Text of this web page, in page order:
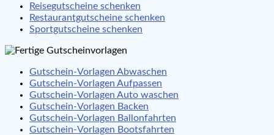
Reisegutscheine schenken
Restaurantgutscheine schenken
Sportgutscheine schenken
Gutschein-Vorlagen Abwaschen
Gutschein-Vorlagen Aufpassen
Gutschein-Vorlagen Auto waschen
Gutschein-Vorlagen Backen
Gutschein-Vorlagen Ballonfahrten
Gutschein-Vorlagen Bootsfahrten